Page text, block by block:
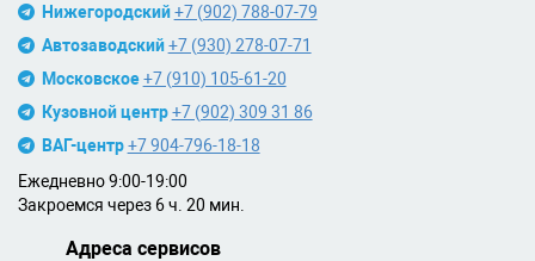
Нижегородский +7 (902) 788-07-79
Автозаводский +7 (930) 278-07-71
Московское +7 (910) 105-61-20
Кузовной центр +7 (902) 309 31 86
ВАГ-центр +7 904-796-18-18
Ежедневно 9:00-19:00
Закроемся через 6 ч. 20 мин.
Адреса сервисов